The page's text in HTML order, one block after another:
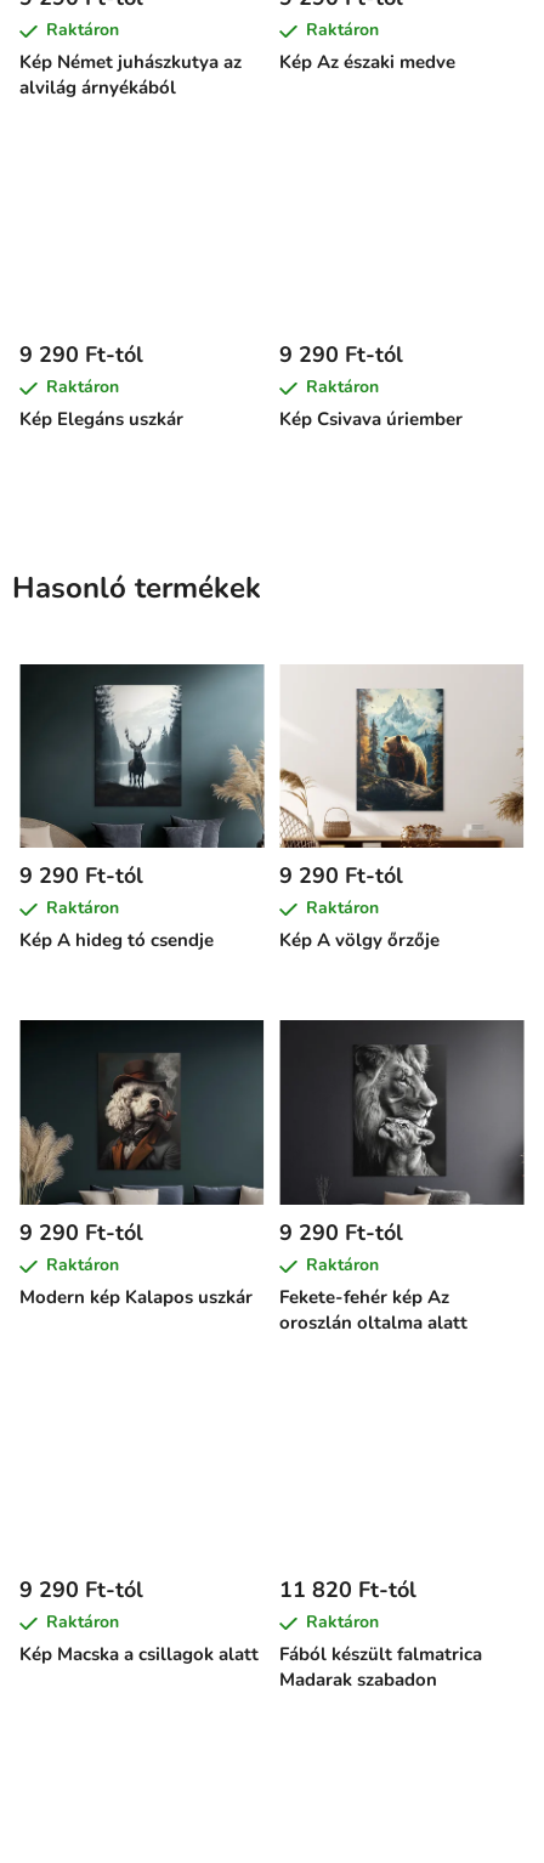
Kép Német juhászkutya az
alvilág árnyékából
Raktáron
Kép Az északi medve
Raktáron
Kép Elegáns uszkár
9 290 Ft-tól
Raktáron
Kép Csivava úriember
9 290 Ft-tól
Raktáron
Hasonló termékek
Kép A hideg tó csendje
9 290 Ft-tól
Raktáron
Kép A völgy őrzője
9 290 Ft-tól
Raktáron
Modern kép Kalapos uszkár
9 290 Ft-tól
Raktáron
Fekete-fehér kép Az
oroszlán oltalma alatt
9 290 Ft-tól
Raktáron
Kép Macska a csillagok alatt
9 290 Ft-tól
Raktáron
Fából készült falmatrica
Madarak szabadon
11 820 Ft-tól
Raktáron